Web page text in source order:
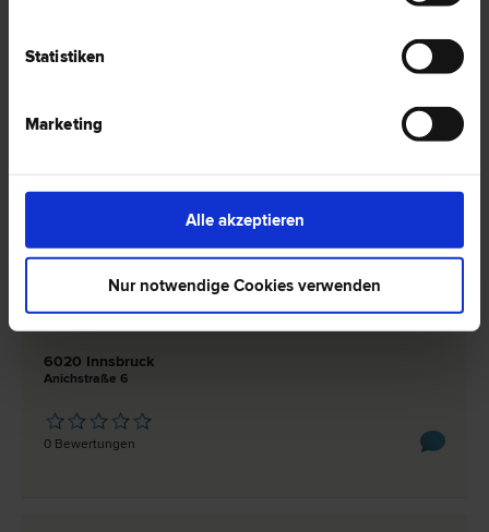
Statistiken
Marketing
Alle akzeptieren
Nur notwendige Cookies verwenden
Schadenersatz- und Gewährleistungs­recht | Agrar­recht, Forst­
recht
Müllerstraße 27
Dr. Josef KLAUNZER
6020 Innsbruck
Anichstraße 6
0 Bewertungen